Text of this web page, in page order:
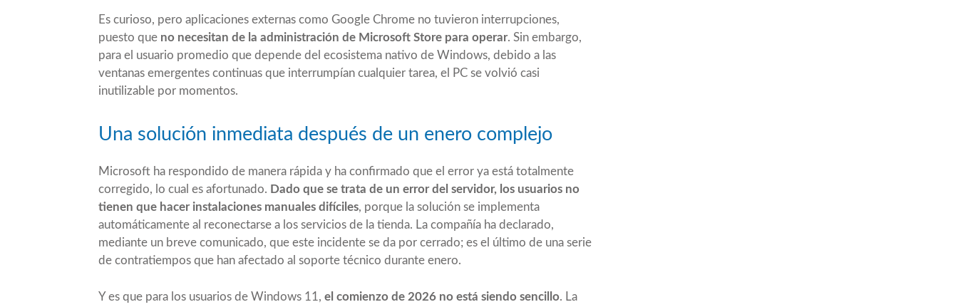
Es curioso, pero aplicaciones externas como Google Chrome no tuvieron interrupciones,
puesto que no necesitan de la administración de Microsoft Store para operar. Sin embargo,
para el usuario promedio que depende del ecosistema nativo de Windows, debido a las
ventanas emergentes continuas que interrumpían cualquier tarea, el PC se volvió casi
inutilizable por momentos.
Una solución inmediata después de un enero complejo
Microsoft ha respondido de manera rápida y ha confirmado que el error ya está totalmente
corregido, lo cual es afortunado. Dado que se trata de un error del servidor, los usuarios no
tienen que hacer instalaciones manuales difíciles, porque la solución se implementa
automáticamente al reconectarse a los servicios de la tienda. La compañía ha declarado,
mediante un breve comunicado, que este incidente se da por cerrado; es el último de una serie
de contratiempos que han afectado al soporte técnico durante enero.
Y es que para los usuarios de Windows 11, el comienzo de 2026 no está siendo sencillo. La